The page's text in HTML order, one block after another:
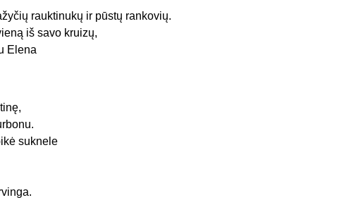
rauktinukų ir pūstų rankovių.
iš savo kruizų,
Elena
suknele